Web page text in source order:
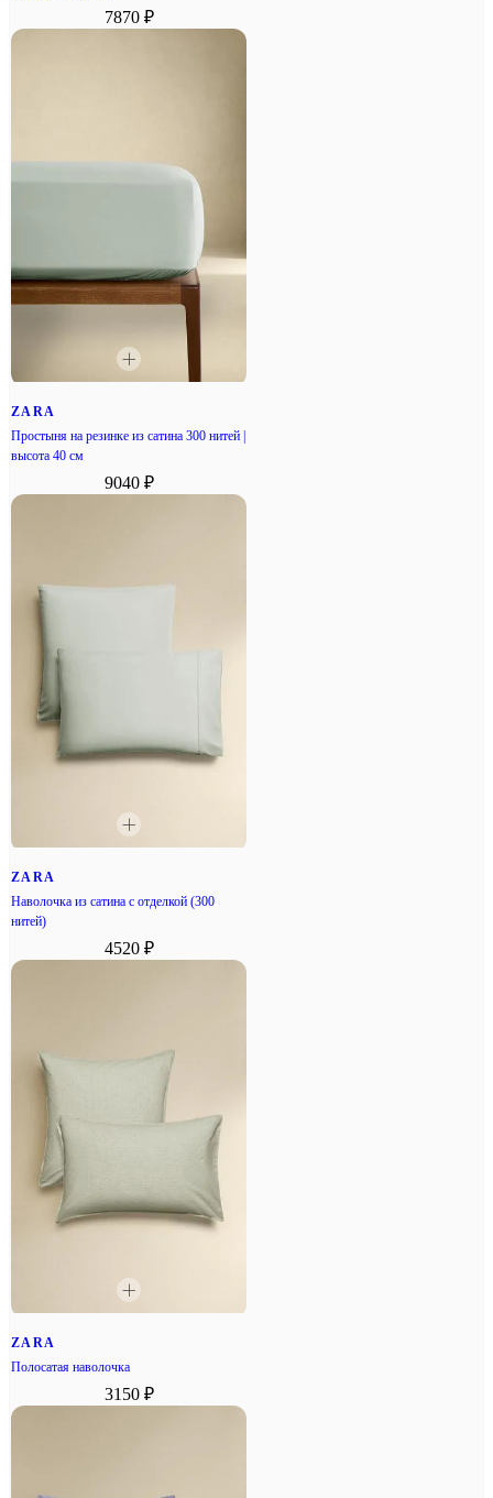
7870 ₽
ZARA
Простыня на резинке из сатина 300 нитей |
высота 40 см
9040 ₽
ZARA
Наволочка из сатина с отделкой (300
нитей)
4520 ₽
ZARA
Полосатая наволочка
3150 ₽